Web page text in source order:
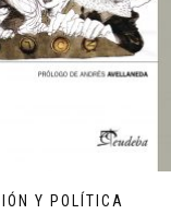
Y POLÍTICA